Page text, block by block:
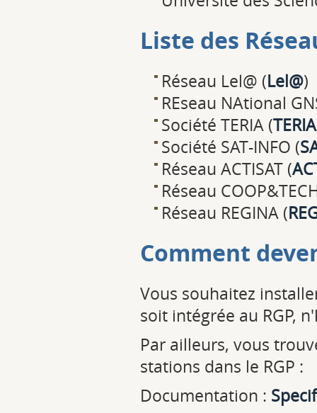
Liste des
Réseau Lel@ (Lel@)
REseau NAtional
Société TERIA (TERIA
Société SAT-INFO (
Réseau ACTISAT (
Réseau
Réseau REGINA (
Comment
Vous souhaitez
soit intégrée au RGP,
Par ailleurs, vous
stations dans le RGP :
Documentation :